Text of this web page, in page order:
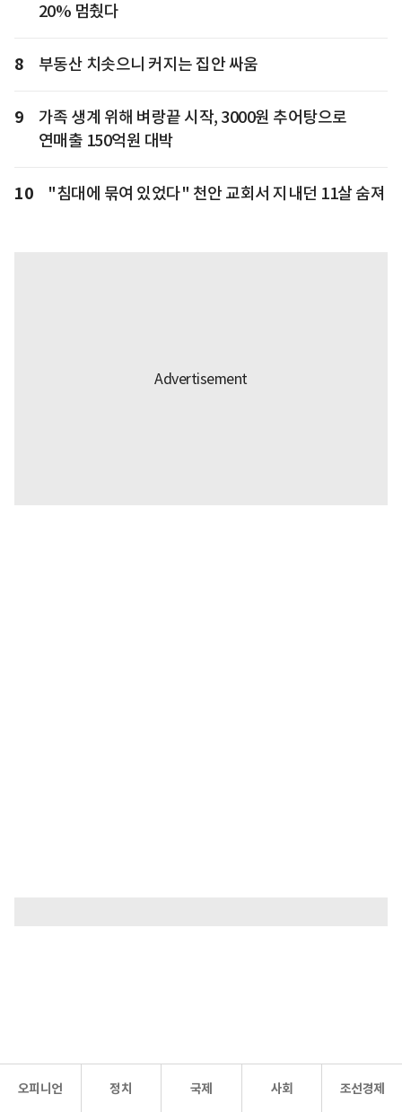
20% 멈췄다
8 부동산 치솟으니 커지는 집안 싸움
9
가족 생계 위해 벼랑끝 시작, 3000원 추어탕으로
연매출 150억원 대박
10 "침대에 묶여 있었다" 천안 교회서 지내던 11살 숨져
오피니언 정치 국제 사회 조선경제